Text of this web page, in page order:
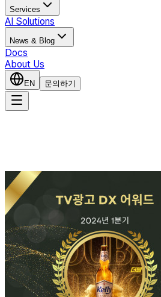
Services
AI Solutions
News & Blog
Docs
About Us
EN 문의하기